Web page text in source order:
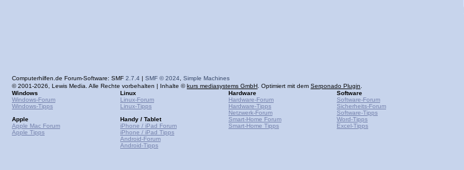
Computerhilfen.de Forum-Software: SMF 2.7.4 | SMF © 2024 Simple Machines
© 2001-2026, Lewis Media. Alle Rechte vorbehalten | Inhalte ©kurs mediasystems GmbH . Optimiert mit dem Serponado Plugin
Windows
Windows-Forum
Windows-Tipps
Apple
Apple Mac Forum
Apple Tipps
Linux
Linux-Forum
Linux-Tipps
Handy / Tablet
iPhone / iPad Forum
iPhone / iPad Tipps
Android-Forum
Android-Tipps
Hardware
Hardware-Forum
Hardware-Tipps
Netzwerk-Forum
Smart-Home Forum
Smart-Home Tipps
Software
Software-Forum
Sicherheits-Forum
Software-Tipps
Word-Tipps
Excel-Tipps